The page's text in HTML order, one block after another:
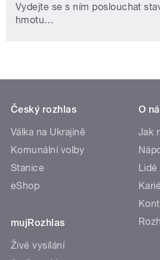
Vydejte se s ním poslouchat
hmotu…
Český rozhlas
Válka na Ukrajině
Komunální volby
Stanice
eShop
mujRozhlas
Živé vysílání
O
Jak
Lidé